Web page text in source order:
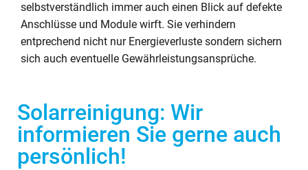
selbstverständlich immer auch einen Blick auf defekte
Anschlüsse und Module wirft. Sie verhindern
entprechend nicht nur Energieverluste sondern sichern
sich auch eventuelle Gewährleistungsansprüche.
Solarreinigung: Wir
informieren Sie gerne auch
persönlich!